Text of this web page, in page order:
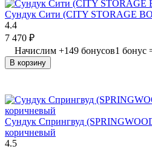
Сундук Сити (CITY STORAGE
4.4
7 470 ₽
Начислим +149 бонусов1 бонус
В корзину
Сундук Спрингвуд
коричневый
4.5